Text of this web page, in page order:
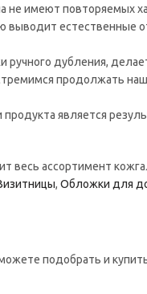
не имеют повторяемых
выводит
ручного дубления,
продолжать
является
весь ассортимент
, Обложки для
подобрать и купить